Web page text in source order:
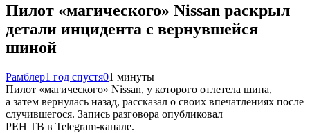
Пилот «магического» Nissan раскрыл
детали инцидента с вернувшейся
шиной
Рамблер1 год спустя01 минуты
Пилот «магического» Nissan, у которого отлетела шина,
а затем вернулась назад, рассказал о своих впечатлениях после
случившегося. Запись разговора опубликовал
РЕН ТВ в Telegram-канале.